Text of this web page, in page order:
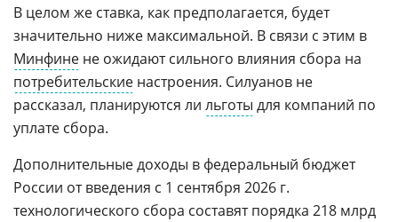
В целом же ставка, как предполагается, будет
значительно ниже максимальной. В связи с этим в
Минфине не ожидают сильного влияния сбора на
потребительские настроения. Силуанов не
рассказал, планируются ли льготы для компаний по
уплате сбора.
Дополнительные доходы в федеральный бюджет
России от введения с 1 сентября 2026 г.
технологического сбора составят порядка 218 млрд